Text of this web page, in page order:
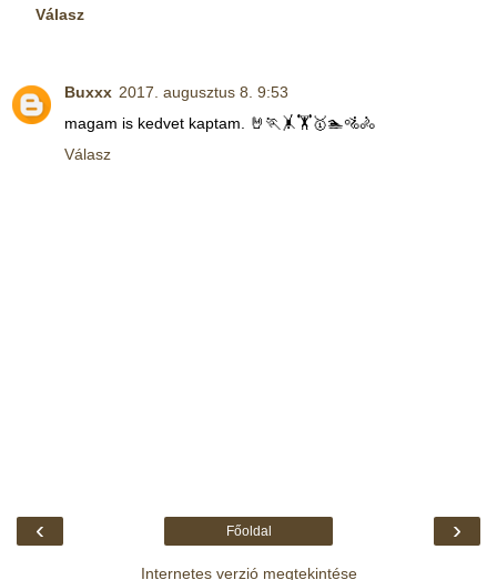
Válasz
Buxxx 2017. augusztus 8. 9:53
magam is kedvet kaptam. 🤘🏃🤸🏋️🥇🏊🚵🚴
Válasz
‹ ›
Főoldal
Internetes verzió megtekintése